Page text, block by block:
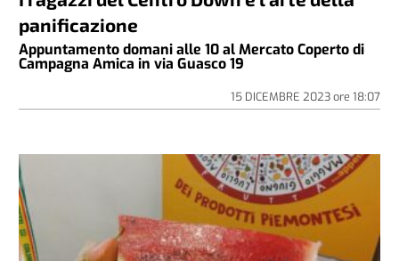
panificazione
Appuntamento domani alle 10 al Mercato Coperto di
Campagna Amica in via Guasco 19
15 DICEMBRE 2023ore 18:07